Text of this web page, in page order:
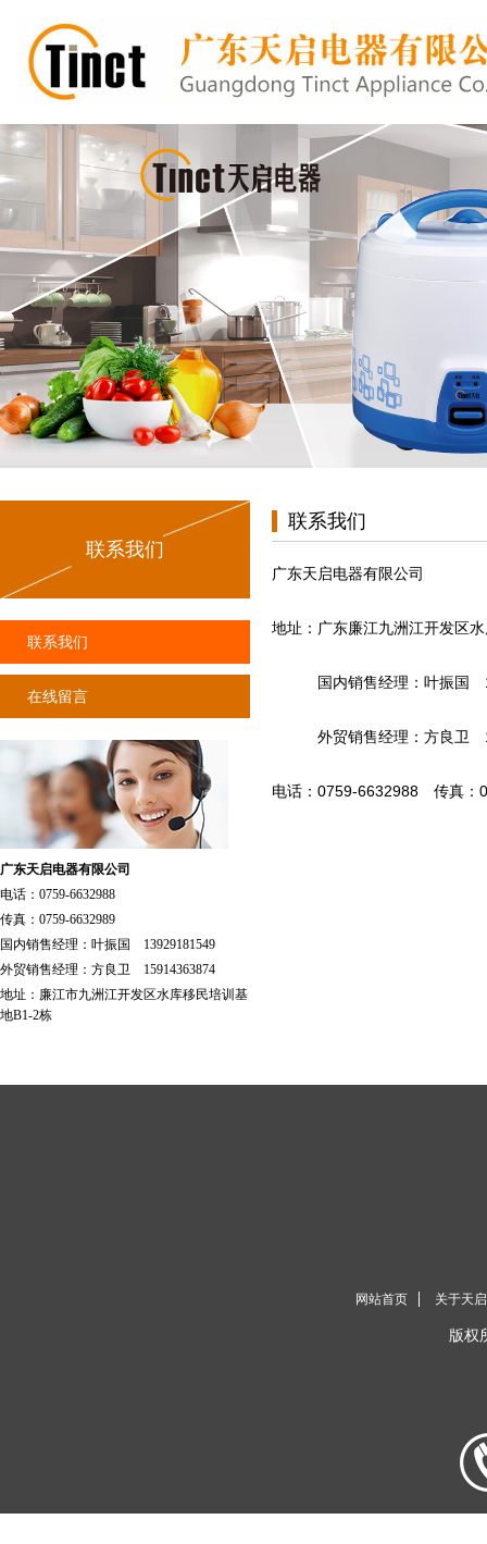
联系我们
联系我们
在线留言
广东天启电器有限公司
电话：0759-6632988
传真：0759-6632989
国内销售经理：叶振国 13929181549
外贸销售经理：方良卫 15914363874
地址：廉江市九洲江开发区水库移民培训基
地B1-2栋
联系我们
广东天启电器有限公司
地址：广东廉江九洲江开发区
国内销售经理：叶振国
外贸销售经理：方良卫
电话：0759-6632988 传真：
网站首页 关于天启
版权